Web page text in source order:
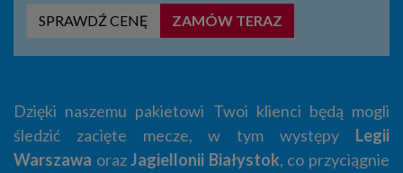
SPRAWDŹ CENĘ
ZAMÓW TERAZ
Dzięki naszemu pakietowi Twoi klienci będą mogli
śledzić zacięte mecze, w tym występy Legii
Warszawa orazJagiellonii Białystok, co przyciągnie